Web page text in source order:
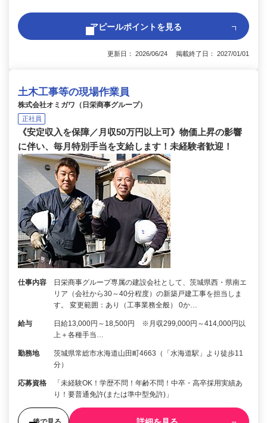
アピールポイントを見る
更新日： 2026/06/24 掲載終了日： 2027/01/01
土木工事等の現場作業員
株式会社オミガワ（日栄商事グループ）
正社員
《安定収入を保障／月収50万円以上可》物価上昇の影響
に伴い、毎月特別手当を支給します！未経験者歓迎！
仕事内容
日栄商事グループ専属の建設会社として、茨城県西・県南エ
リア（会社から30～40分程度）の新築戸建工事を担当しま
す。 変更範囲：あり（工事業務全般） 0か…
給与
日給13,000円～18,500円 ※月収299,000円～414,000円以
上＋各種手当…
勤務地
茨城県常総市水海道山田町4663（「水海道駅」より徒歩11
分）
応募資格
「未経験OK！学歴不問！年齢不問！中卒・高卒採用実績あ
り！要普通免許(または準中型免許)」